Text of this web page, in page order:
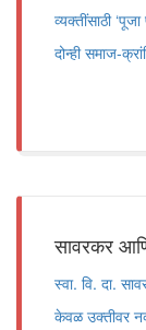
व्यक्तींसाठी
दोन्ही समाज-
सावरकर
स्वा. वि. दा.
केवळ उक्तीवर